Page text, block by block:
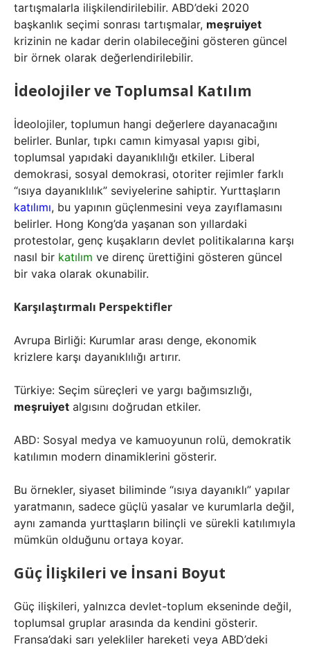
tartışmalarla ilişkilendirilebilir. ABD’deki 2020
başkanlık seçimi sonrası tartışmalar, meşruiyet
krizinin ne kadar derin olabileceğini gösteren güncel
bir örnek olarak değerlendirilebilir.
İdeolojiler ve Toplumsal Katılım
İdeolojiler, toplumun hangi değerlere dayanacağını
belirler. Bunlar, tıpkı camın kimyasal yapısı gibi,
toplumsal yapıdaki dayanıklılığı etkiler. Liberal
demokrasi, sosyal demokrasi, otoriter rejimler farklı
“ısıya dayanıklılık” seviyelerine sahiptir. Yurttaşların
katılımı, bu yapının güçlenmesini veya zayıflamasını
belirler. Hong Kong’da yaşanan son yıllardaki
protestolar, genç kuşakların devlet politikalarına karşı
nasıl bir katılım ve direnç ürettiğini gösteren güncel
bir vaka olarak okunabilir.
Karşılaştırmalı Perspektifler
Avrupa Birliği: Kurumlar arası denge, ekonomik
krizlere karşı dayanıklılığı artırır.
Türkiye: Seçim süreçleri ve yargı bağımsızlığı,
meşruiyet algısını doğrudan etkiler.
ABD: Sosyal medya ve kamuoyunun rolü, demokratik
katılımın modern dinamiklerini gösterir.
Bu örnekler, siyaset biliminde “ısıya dayanıklı” yapılar
yaratmanın, sadece güçlü yasalar ve kurumlarla değil,
aynı zamanda yurttaşların bilinçli ve sürekli katılımıyla
mümkün olduğunu ortaya koyar.
Güç İlişkileri ve İnsani Boyut
Güç ilişkileri, yalnızca devlet-toplum ekseninde değil,
toplumsal gruplar arasında da kendini gösterir.
Fransa’daki sarı yelekliler hareketi veya ABD’deki